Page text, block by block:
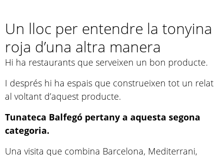
Un lloc per entendre la tonyina
roja d’una altra manera
Hi ha restaurants que serveixen un bon producte.
I després hi ha espais que construeixen tot un relat
al voltant d’aquest producte.
Tunateca Balfegó pertany a aquesta segona
categoria.
Una visita que combina Barcelona, Mediterrani,